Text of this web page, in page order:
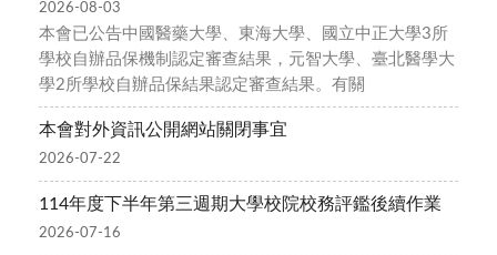
2026-08-03
本會已公告中國醫藥大學、東海大學、國立中正大學3所
學校自辦品保機制認定審查結果，元智大學、臺北醫學大
學2所學校自辦品保結果認定審查結果。有關
本會對外資訊公開網站關閉事宜
2026-07-22
114年度下半年第三週期大學校院校務評鑑後續作業
2026-07-16